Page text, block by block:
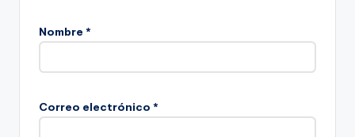
Nombre *
Correo electrónico *